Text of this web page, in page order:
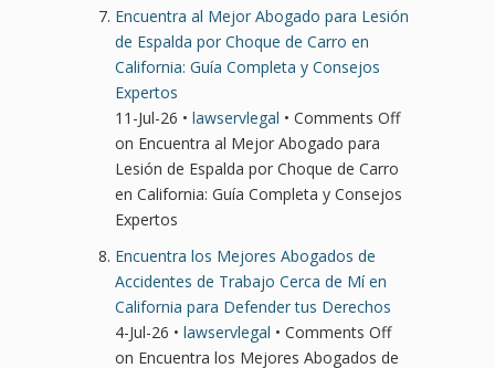
Encuentra al Mejor Abogado para Lesión
de Espalda por Choque de Carro en
California: Guía Completa y Consejos
Expertos
11-Jul-26 • lawservlegal • Comments Off
on Encuentra al Mejor Abogado para
Lesión de Espalda por Choque de Carro
en California: Guía Completa y Consejos
Expertos
Encuentra los Mejores Abogados de
Accidentes de Trabajo Cerca de Mí en
California para Defender tus Derechos
4-Jul-26 • lawservlegal • Comments Off
on Encuentra los Mejores Abogados de